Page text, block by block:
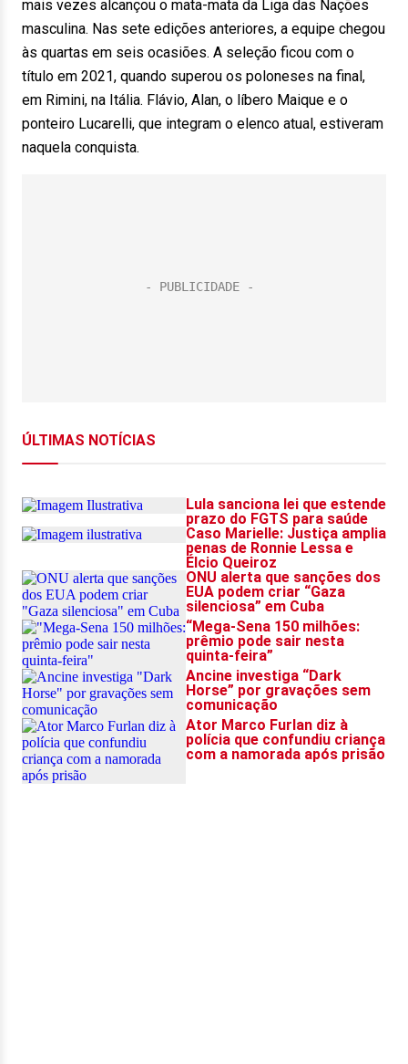
mais vezes alcançou o mata-mata da Liga das Nações
masculina. Nas sete edições anteriores, a equipe chegou
às quartas em seis ocasiões. A seleção ficou com o
título em 2021, quando superou os poloneses na final,
em Rimini, na Itália. Flávio, Alan, o líbero Maique e o
ponteiro Lucarelli, que integram o elenco atual, estiveram
naquela conquista.